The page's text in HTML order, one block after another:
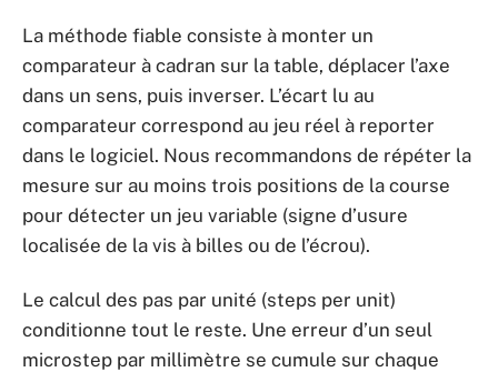
La méthode fiable consiste à monter un
comparateur à cadran sur la table, déplacer l’axe
dans un sens, puis inverser. L’écart lu au
comparateur correspond au jeu réel à reporter
dans le logiciel. Nous recommandons de répéter la
mesure sur au moins trois positions de la course
pour détecter un jeu variable (signe d’usure
localisée de la vis à billes ou de l’écrou).
Le calcul des pas par unité (steps per unit)
conditionne tout le reste. Une erreur d’un seul
microstep par millimètre se cumule sur chaque